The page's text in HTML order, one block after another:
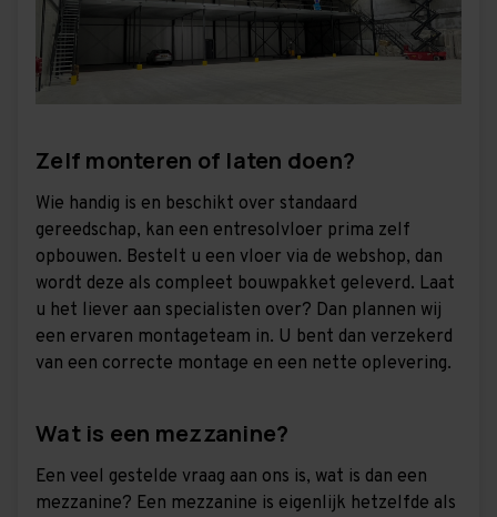
Zelf monteren of laten doen?
Wie handig is en beschikt over standaard
gereedschap, kan een entresolvloer prima zelf
opbouwen. Bestelt u een vloer via de webshop, dan
wordt deze als compleet bouwpakket geleverd. Laat
u het liever aan specialisten over? Dan plannen wij
een ervaren montageteam in. U bent dan verzekerd
van een correcte montage en een nette oplevering.
Wat is een mezzanine?
Een veel gestelde vraag aan ons is, wat is dan een
mezzanine? Een mezzanine is eigenlijk hetzelfde als